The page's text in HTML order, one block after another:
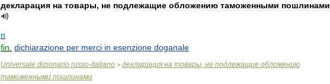
декларация на товары, не подлежащие обложению таможенными пошлинами
n
fin dichiarazione per merci in esenzione doganale
Universale dizionario russo-italiano > декларация на товары, не подлежащие обложению
таможенными пошлинами